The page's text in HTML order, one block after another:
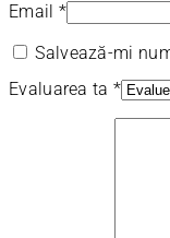
Email *
Salvează-mi
Evaluarea ta *